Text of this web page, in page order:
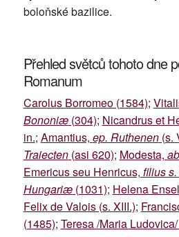
boloňské bazilice.
Přehled světců tohoto dne
Romanum
Carolus Borromeo (1584);
Bononiæ(304); Nicandrus et
in.; Amantius, ep. Ruthenen(s.
Traiecten(asi 620); Modesta,
Emericus seu Henricus, filius
Hungariæ(1031); Helena
Felix de Valois (s. XIII.);
(1485); Teresa /Maria